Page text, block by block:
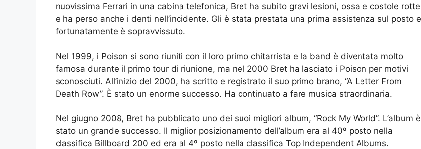
nuovissima Ferrari in una cabina telefonica, Bret ha subito gravi lesioni, ossa e costole rotte
e ha perso anche i denti nell’incidente. Gli è stata prestata una prima assistenza sul posto e
fortunatamente è sopravvissuto.
Nel 1999, i Poison si sono riuniti con il loro primo chitarrista e la band è diventata molto
famosa durante il primo tour di riunione, ma nel 2000 Bret ha lasciato i Poison per motivi
sconosciuti. All’inizio del 2000, ha scritto e registrato il suo primo brano, “A Letter From
Death Row”. È stato un enorme successo. Ha continuato a fare musica straordinaria.
Nel giugno 2008, Bret ha pubblicato uno dei suoi migliori album, “Rock My World”. L’album è
stato un grande successo. Il miglior posizionamento dell’album era al 40º posto nella
classifica Billboard 200 ed era al 4º posto nella classifica Top Independent Albums.